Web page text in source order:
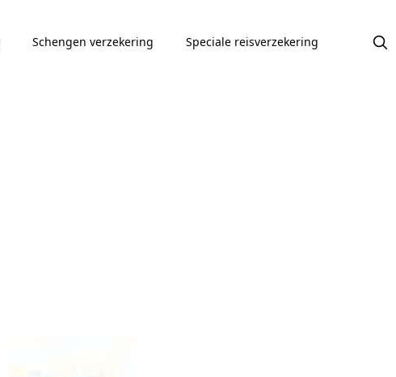
Schengen verzekering Speciale reisverzekering